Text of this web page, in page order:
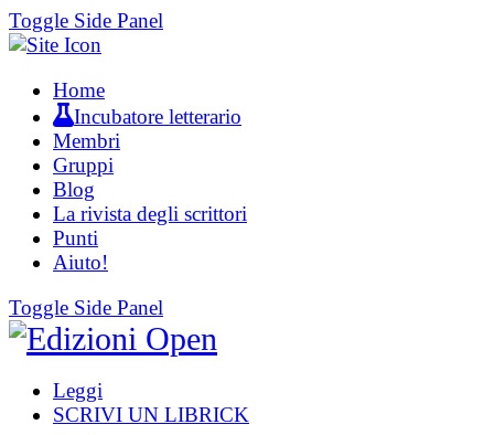
Toggle Side Panel
Home
Incubatore letterario
Membri
Gruppi
Blog
La rivista degli scrittori
Punti
Aiuto!
Toggle Side Panel
Leggi
SCRIVI UN LIBRICK